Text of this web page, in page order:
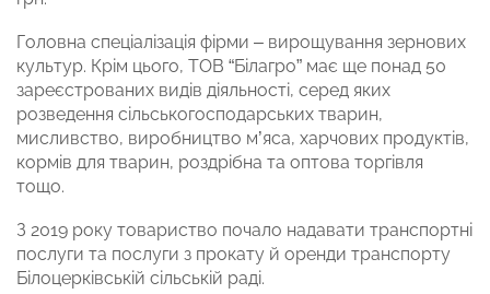
Головна спеціалізація фірми – вирощування зернових
культур. Крім цього, ТОВ “Білагро” має ще понад 50
зареєстрованих видів діяльності, серед яких
розведення сільськогосподарських тварин,
мисливство, виробництво м’яса, харчових продуктів,
кормів для тварин, роздрібна та оптова торгівля
тощо.
З 2019 року товариство почало надавати транспортні
послуги та послуги з прокату й оренди транспорту
Білоцерківській сільській раді.